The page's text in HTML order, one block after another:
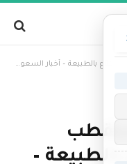
بالطبيعة – أخبار السعودية
بالطبيعة –